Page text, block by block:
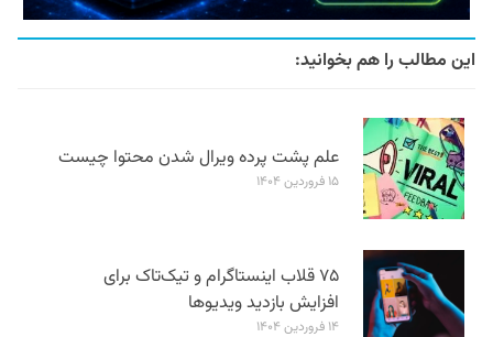
این مطالب را هم بخوانید:
علم پشت پرده ویرال شدن محتوا چیست
۱۵ فروردین ۱۴۰۴
۷۵ قلاب اینستاگرام و تیک‌تاک برای
افزایش بازدید ویدیوها
۱۴ فروردین ۱۴۰۴